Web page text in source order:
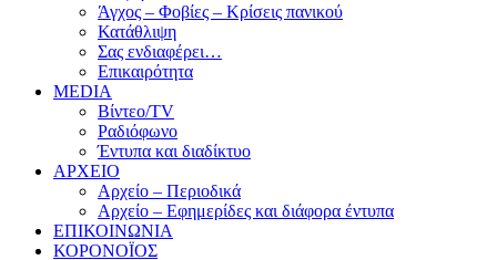
Άγχος – Φοβίες – Κρίσεις πανικού
Κατάθλιψη
Σας ενδιαφέρει…
Επικαιρότητα
MEDIA
Βίντεο/TV
Ραδιόφωνο
Έντυπα και διαδίκτυο
ΑΡΧΕΙΟ
Αρχείο – Περιοδικά
Αρχείο – Εφημερίδες και διάφορα έντυπα
ΕΠΙΚΟΙΝΩΝΙΑ
ΚΟΡΟΝΟΪΟΣ